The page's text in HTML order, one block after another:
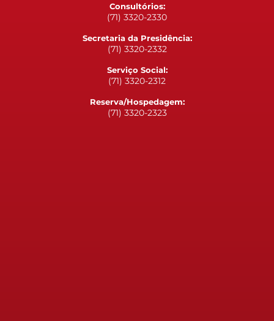
Consultórios:
(71) 3320-2330
Secretaria da Presidência:
(71) 3320-2332
Serviço Social:
(71) 3320-2312
Reserva/Hospedagem:
(71) 3320-2323